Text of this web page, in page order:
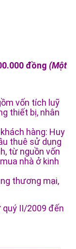
đất :
cao:
đồng (Một
vốn tích luỹ
thiết bị, nhân
hàng: Huy
thuê sử dụng
từ nguồn vốn
nhà ở kinh
thương mại,
quý II/2009 đến